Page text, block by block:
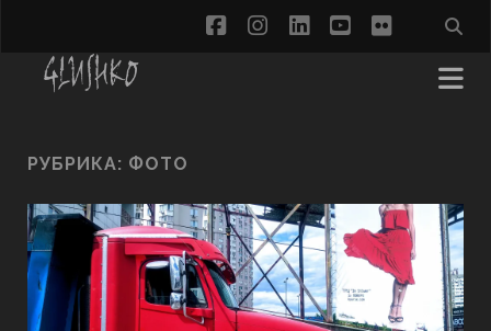
facebookinstagram
linkedin
youtube
flickr
РУБРИКА: ФОТО